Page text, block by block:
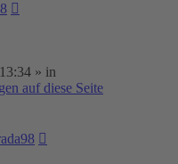
» in
auf diese Seite